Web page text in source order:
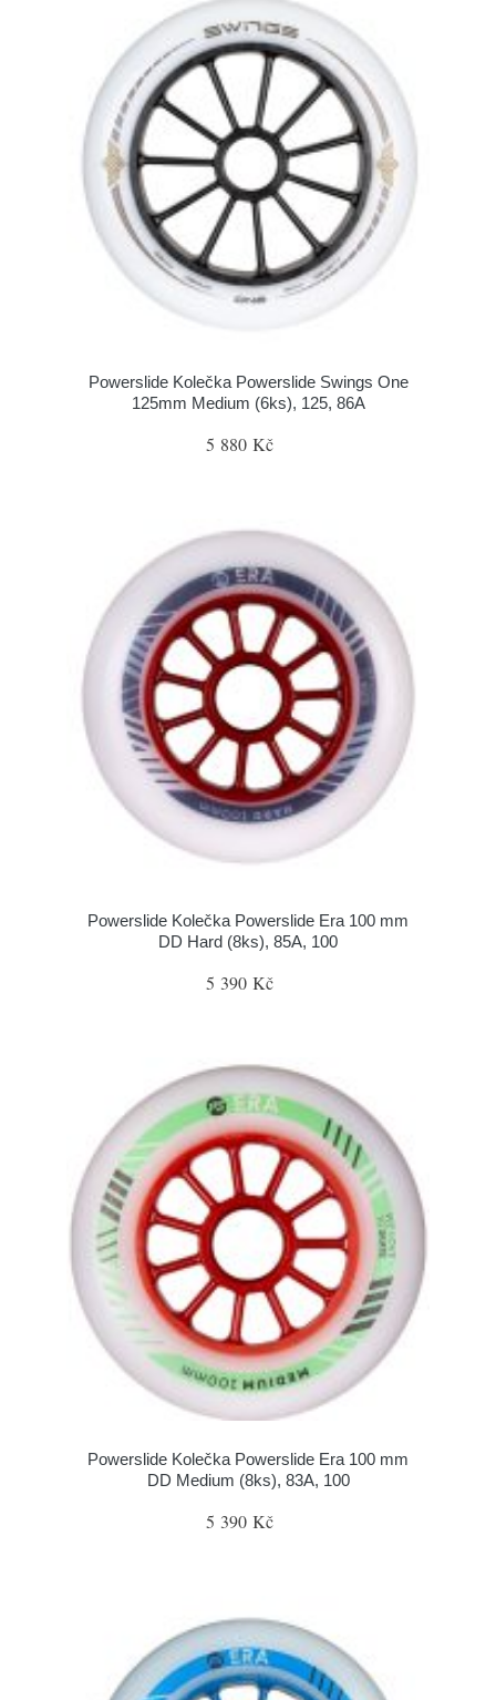
Powerslide Kolečka Powerslide Swings One
125mm Medium (6ks), 125, 86A
5 880 Kč
Powerslide Kolečka Powerslide Era 100 mm
DD Hard (8ks), 85A, 100
5 390 Kč
Powerslide Kolečka Powerslide Era 100 mm
DD Medium (8ks), 83A, 100
5 390 Kč